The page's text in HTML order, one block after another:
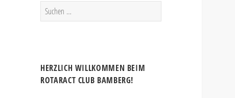
Suchen
nach:
HERZLICH WILLKOMMEN BEIM
ROTARACT CLUB BAMBERG!